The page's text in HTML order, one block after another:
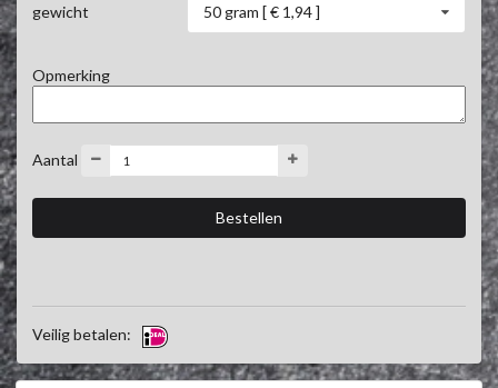
gewicht 50 gram [ € 1,94 ]
Opmerking
Aantal
Veilig betalen: